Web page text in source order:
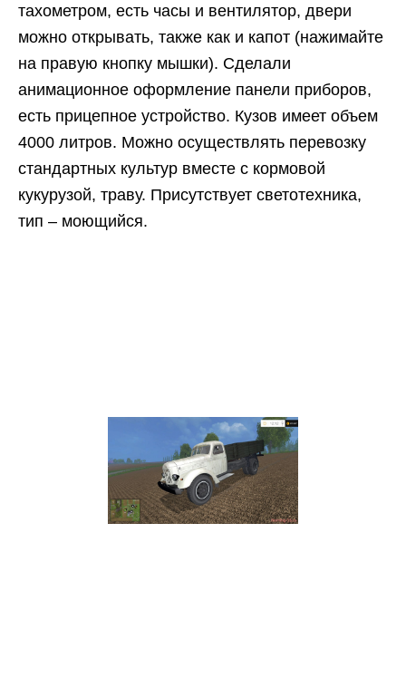
тахометром, есть часы и вентилятор, двери
можно открывать, также как и капот (нажимайте
на правую кнопку мышки). Сделали
анимационное оформление панели приборов,
есть прицепное устройство. Кузов имеет объем
4000 литров. Можно осуществлять перевозку
стандартных культур вместе с кормовой
кукурузой, траву. Присутствует светотехника,
тип – моющийся.